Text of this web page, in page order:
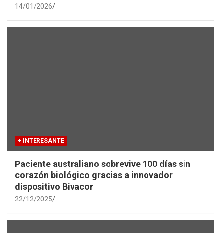
14/01/2026
+ INTERESANTE
Paciente australiano sobrevive 100 días sin
corazón biológico gracias a innovador
dispositivo Bivacor
22/12/2025